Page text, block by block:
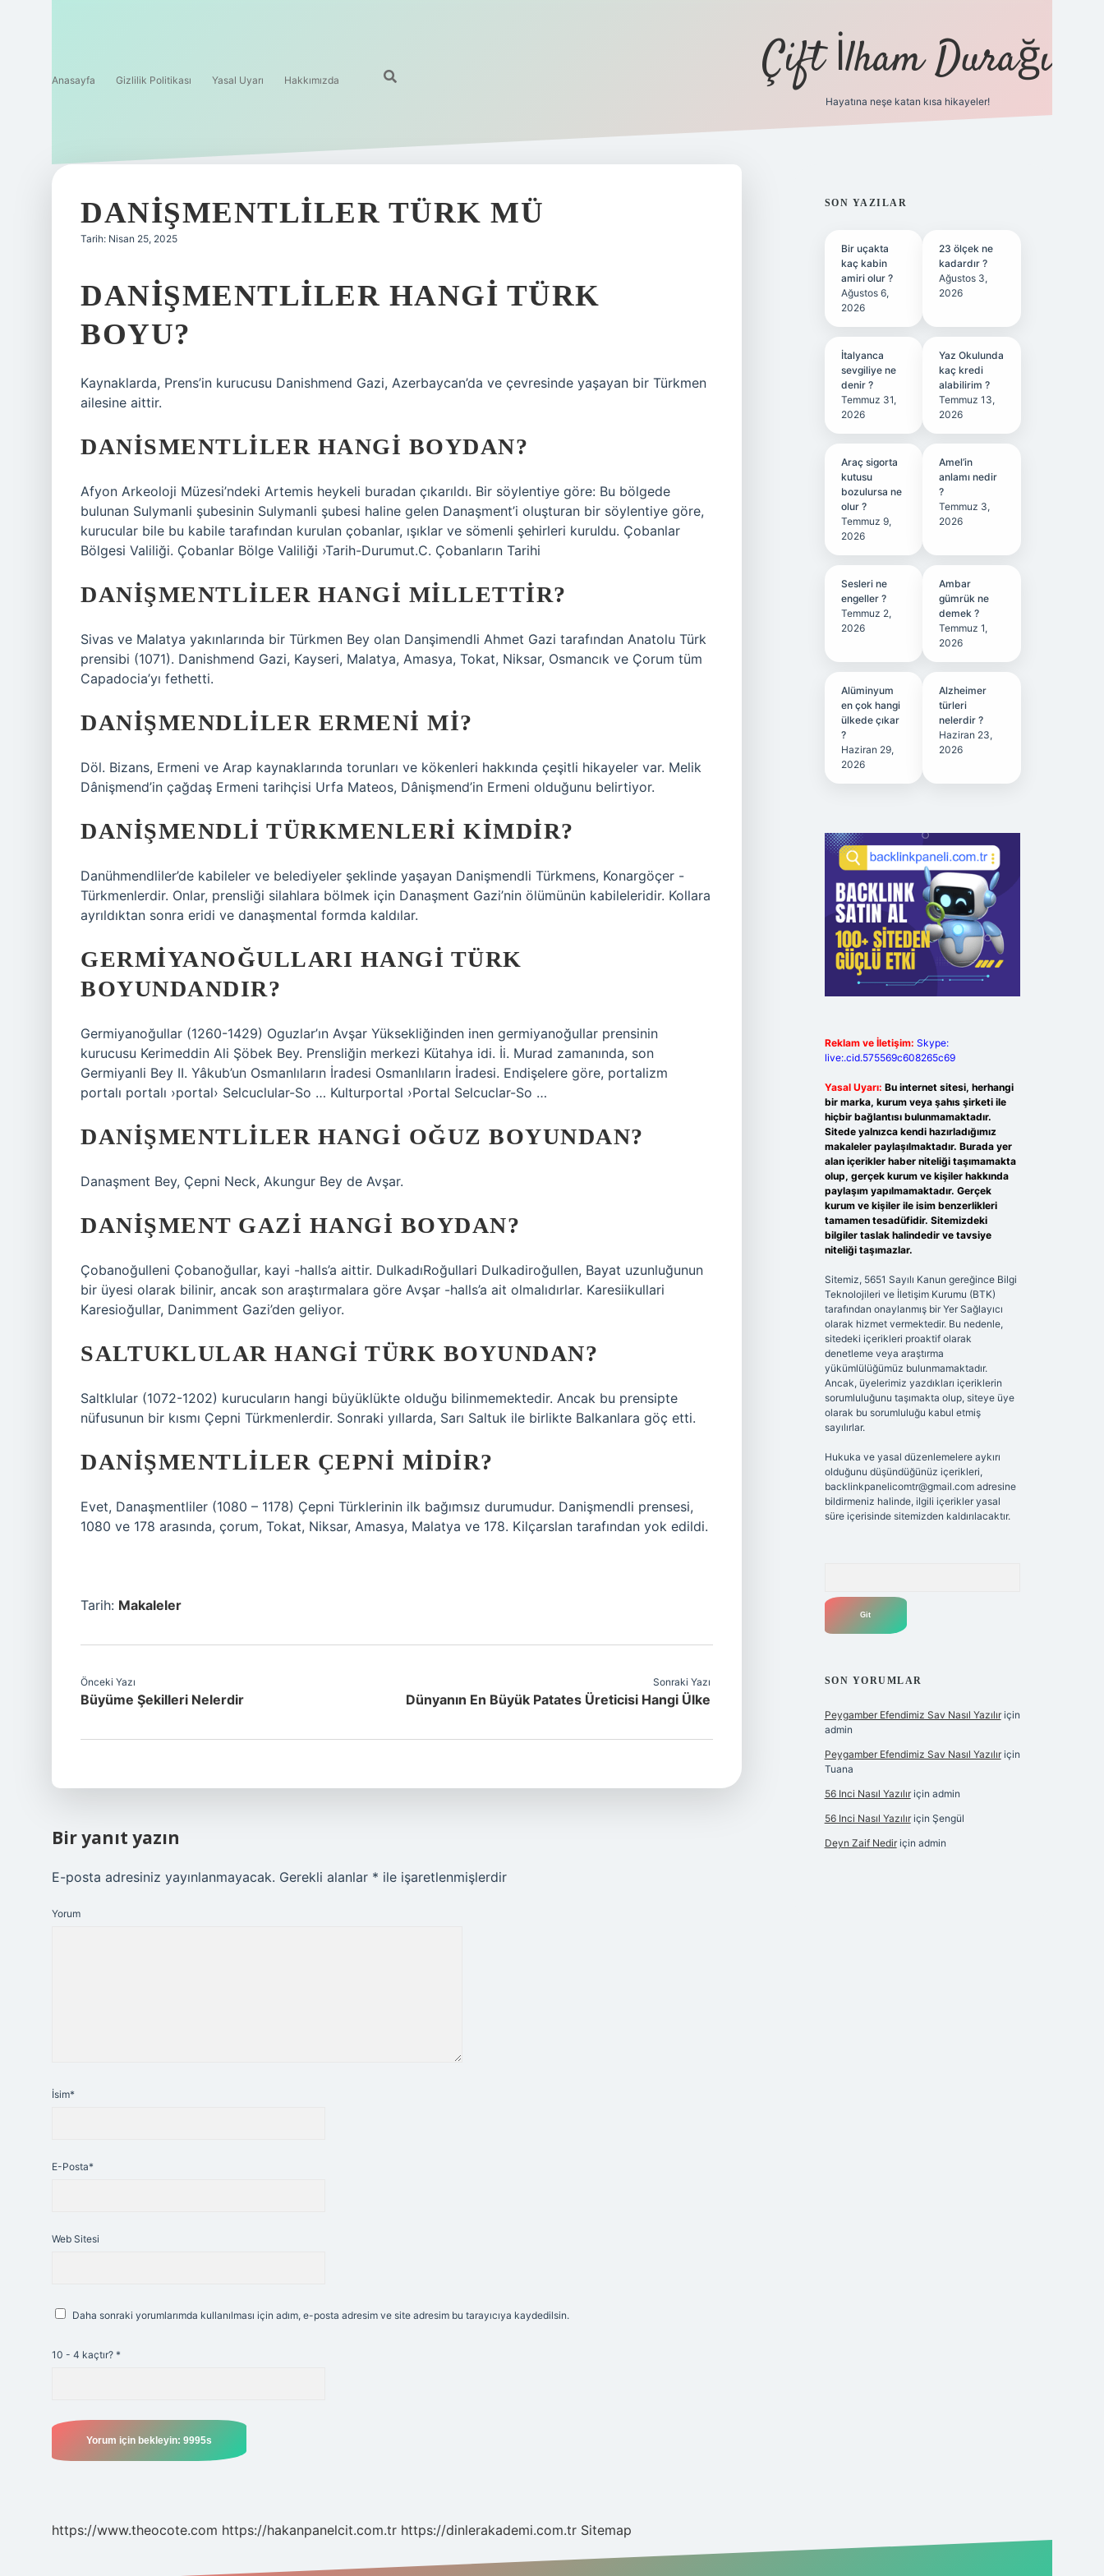
Anasayfa Gizlilik Politikası Yasal Uyarı Hakkımızda Çift İlham Durağı
Hayatına neşe katan kısa hikayeler!
DANIŞMENTLILER TÜRK MÜ
Tarih: Nisan 25, 2025
DANIŞMENTLILER HANGI TÜRK
BOYU?
Kaynaklarda, Prens’in kurucusu Danishmend Gazi, Azerbaycan’da ve çevresinde yaşayan bir Türkmen
ailesine aittir.
DANISMENTLILER HANGI BOYDAN?
Afyon Arkeoloji Müzesi’ndeki Artemis heykeli buradan çıkarıldı. Bir söylentiye göre: Bu bölgede
bulunan Sulymanli şubesinin Sulymanli şubesi haline gelen Danaşment’i oluşturan bir söylentiye göre,
kurucular bile bu kabile tarafından kurulan çobanlar, ışıklar ve sömenli şehirleri kuruldu. Çobanlar
Bölgesi Valiliği. Çobanlar Bölge Valiliği ›Tarih-Durumut.C. Çobanların Tarihi
DANIŞMENTLILER HANGI MILLETTIR?
Sivas ve Malatya yakınlarında bir Türkmen Bey olan Danşimendli Ahmet Gazi tarafından Anatolu Türk
prensibi (1071). Danishmend Gazi, Kayseri, Malatya, Amasya, Tokat, Niksar, Osmancık ve Çorum tüm
Capadocia’yı fethetti.
DANIŞMENDLILER ERMENI MI?
Döl. Bizans, Ermeni ve Arap kaynaklarında torunları ve kökenleri hakkında çeşitli hikayeler var. Melik
Dânişmend’in çağdaş Ermeni tarihçisi Urfa Mateos, Dânişmend’in Ermeni olduğunu belirtiyor.
DANIŞMENDLI TÜRKMENLERI KIMDIR?
Danühmendliler’de kabileler ve belediyeler şeklinde yaşayan Danişmendli Türkmens, Konargöçer -
Türkmenlerdir. Onlar, prensliği silahlara bölmek için Danaşment Gazi’nin ölümünün kabileleridir. Kollara
ayrıldıktan sonra eridi ve danaşmental formda kaldılar.
GERMIYANOĞULLARI HANGI TÜRK
BOYUNDANDIR?
Germiyanoğullar (1260-1429) Oguzlar’ın Avşar Yüksekliğinden inen germiyanoğullar prensinin
kurucusu Kerimeddin Ali Şöbek Bey. Prensliğin merkezi Kütahya idi. İi. Murad zamanında, son
Germiyanli Bey II. Yâkub’un Osmanlıların İradesi Osmanlıların İradesi. Endişelere göre, portalizm
portalı portalı ›portal› Selcuclular-So … Kulturportal ›Portal Selcuclar-So …
DANIŞMENTLILER HANGI OĞUZ BOYUNDAN?
Danaşment Bey, Çepni Neck, Akungur Bey de Avşar.
DANIŞMENT GAZI HANGI BOYDAN?
Çobanoğulleni Çobanoğullar, kayi -halls’a aittir. DulkadıRoğullari Dulkadiroğullen, Bayat uzunluğunun
bir üyesi olarak bilinir, ancak son araştırmalara göre Avşar -halls’a ait olmalıdırlar. Karesiikullari
Karesioğullar, Danimment Gazi’den geliyor.
SALTUKLULAR HANGI TÜRK BOYUNDAN?
Saltklular (1072-1202) kurucuların hangi büyüklükte olduğu bilinmemektedir. Ancak bu prensipte
nüfusunun bir kısmı Çepni Türkmenlerdir. Sonraki yıllarda, Sarı Saltuk ile birlikte Balkanlara göç etti.
DANIŞMENTLILER ÇEPNI MIDIR?
Evet, Danaşmentliler (1080 – 1178) Çepni Türklerinin ilk bağımsız durumudur. Danişmendli prensesi,
1080 ve 178 arasında, çorum, Tokat, Niksar, Amasya, Malatya ve 178. Kilçarslan tarafından yok edildi.
Tarih: Makaleler
Önceki Yazı
Büyüme Şekilleri Nelerdir
Sonraki Yazı
Dünyanın En Büyük Patates Üreticisi Hangi Ülke
Bir yanıt yazın
E-posta adresiniz yayınlanmayacak. Gerekli alanlar * ile işaretlenmişlerdir
Yorum
İsim*
E-Posta*
Web Sitesi
Daha sonraki yorumlarımda kullanılması için adım, e-posta adresim ve site adresim bu tarayıcıya kaydedilsin.
10 - 4 kaçtır? *
https://www.theocote.com https://hakanpanelcit.com.tr https://dinlerakademi.com.tr Sitemap
SIDEBAR
SON YAZILAR
Bir uçakta
kaç kabin
amiri olur ?
Ağustos 6,
2026
23 ölçek ne
kadardır ?
Ağustos 3,
2026
İtalyanca
sevgiliye ne
denir ?
Temmuz 31,
2026
Yaz Okulunda
kaç kredi
alabilirim ?
Temmuz 13,
2026
Araç sigorta
kutusu
bozulursa ne
olur ?
Temmuz 9,
2026
Amel’in
anlamı nedir
?
Temmuz 3,
2026
Sesleri ne
engeller ?
Temmuz 2,
2026
Ambar
gümrük ne
demek ?
Temmuz 1,
2026
Alüminyum
en çok hangi
ülkede çıkar
?
Haziran 29,
2026
Alzheimer
türleri
nelerdir ?
Haziran 23,
2026
Reklam ve İletişim: Skype:
live:.cid.575569c608265c69
Yasal Uyarı: Bu internet sitesi, herhangi
bir marka, kurum veya şahıs şirketi ile
hiçbir bağlantısı bulunmamaktadır.
Sitede yalnızca kendi hazırladığımız
makaleler paylaşılmaktadır. Burada yer
alan içerikler haber niteliği taşımamakta
olup, gerçek kurum ve kişiler hakkında
paylaşım yapılmamaktadır. Gerçek
kurum ve kişiler ile isim benzerlikleri
tamamen tesadüfidir. Sitemizdeki
bilgiler taslak halindedir ve tavsiye
niteliği taşımazlar.
Sitemiz, 5651 Sayılı Kanun gereğince Bilgi
Teknolojileri ve İletişim Kurumu (BTK)
tarafından onaylanmış bir Yer Sağlayıcı
olarak hizmet vermektedir. Bu nedenle,
sitedeki içerikleri proaktif olarak
denetleme veya araştırma
yükümlülüğümüz bulunmamaktadır.
Ancak, üyelerimiz yazdıkları içeriklerin
sorumluluğunu taşımakta olup, siteye üye
olarak bu sorumluluğu kabul etmiş
sayılırlar.
Hukuka ve yasal düzenlemelere aykırı
olduğunu düşündüğünüz içerikleri,
backlinkpanelicomtr@gmail.comadresine
bildirmeniz halinde, ilgili içerikler yasal
süre içerisinde sitemizden kaldırılacaktır.
SON YORUMLAR
Peygamber Efendimiz Sav Nasıl Yazılıriçin
admin
Peygamber Efendimiz Sav Nasıl Yazılıriçin
Tuana
56 Inci Nasıl Yazılıriçin admin
56 Inci Nasıl Yazılıriçin Şengül
Deyn Zaif Nediriçin admin